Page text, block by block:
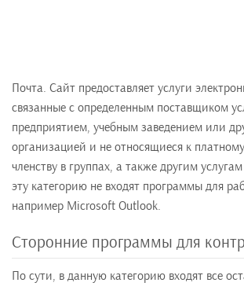
Почта. Сайт предоставляет услуги
связанные с определенным поставщиком
предприятием, учебным заведением или
организацией и не относящиеся к
членству в группах, а также другим
эту категорию не входят программы для
например Microsoft Outlook.
Сторонние программы для
По сути, в данную категорию входят все